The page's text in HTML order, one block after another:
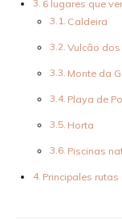
6 lugares que
Caldeira
Vulcão
Monte da
Playa de
Horta
Piscinas
Principales